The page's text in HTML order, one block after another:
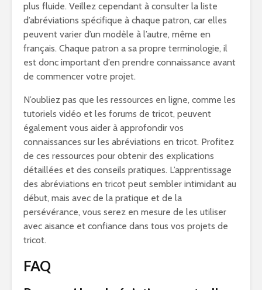
plus fluide. Veillez cependant à consulter la liste
d’abréviations spécifique à chaque patron, car elles
peuvent varier d’un modèle à l’autre, même en
français. Chaque patron a sa propre terminologie, il
est donc important d’en prendre connaissance avant
de commencer votre projet.
N’oubliez pas que les ressources en ligne, comme les
tutoriels vidéo et les forums de tricot, peuvent
également vous aider à approfondir vos
connaissances sur les abréviations en tricot. Profitez
de ces ressources pour obtenir des explications
détaillées et des conseils pratiques. L’apprentissage
des abréviations en tricot peut sembler intimidant au
début, mais avec de la pratique et de la
persévérance, vous serez en mesure de les utiliser
avec aisance et confiance dans tous vos projets de
tricot.
FAQ